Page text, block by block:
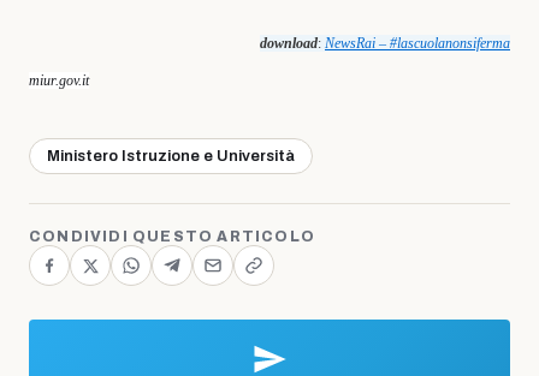
download: NewsRai – #lascuolanonsiferma
miur.gov.it
Ministero Istruzione e Università
CONDIVIDI QUESTO ARTICOLO